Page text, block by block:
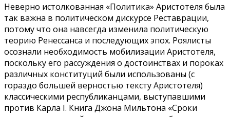
Неверно истолкованная «Политика» Аристотеля была
так важна в политическом дискурсе Реставрации,
потому что она навсегда изменила политическую
теорию Ренессанса и последующих эпох. Роялисты
осознали необходимость мобилизации Аристотеля,
поскольку его рассуждения о достоинствах и пороках
различных конституций были использованы (с
гораздо большей верностью тексту Аристотеля)
классическими республиканцами, выступавшими
против Карла I. Книга Джона Мильтона «Сроки